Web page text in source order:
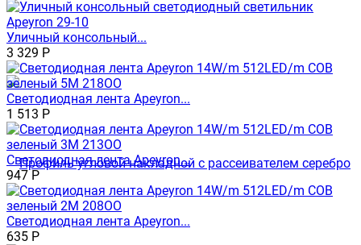
Уличный консольный...
3 329 Р
Светодиодная лента Apeyron...
1 513 Р
Светодиодная лента Apeyron...
947Р
Светодиодная лента Apeyron...
635 Р